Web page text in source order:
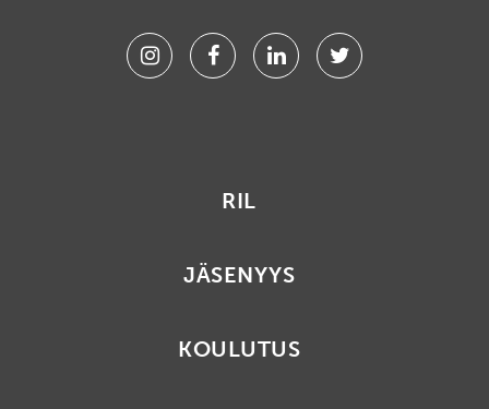
InstagramFacebookLinkedinTwitter
RIL
JÄSENYYS
KOULUTUS